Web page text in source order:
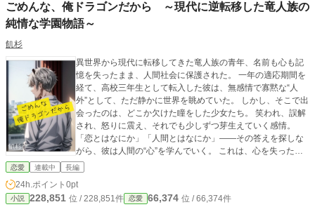
ごめんな、俺ドラゴンだから ～現代に逆転移した竜人族の
純情な学園物語～
飢杉
異世界から現代に転移してきた竜人族の青年、名前も心も記
憶を失ったまま、人間社会に保護された。 一年の適応期間を
経て、高校三年生として転入した彼は、無感情で寡黙な“人
外”として、ただ静かに世界を眺めていた。 しかし、そこで出
会ったのは、どこか欠けた瞳をした少女たち。 笑われ、誤解
され、怒りに震え、それでも少しずつ芽生えていく感情。
「恋とはなにか」「人間とはなにか」――その答えを探しな
がら、彼は人間の“心”を学んでいく。 これは、心を失ったド
ラゴンが、もう一度 “生きる意味” を見つける物語。 ※2025
出されました。 ★登場人物★ 山野 主（やまの・ぬし）この
物語の主役です。 以下、4人のヒロインが登場します！ 寡黙
恋愛 連載中 長編
24h.ポイント 0pt
小説 228,851 位 / 228,851件 恋愛 66,374 位 / 66,374件